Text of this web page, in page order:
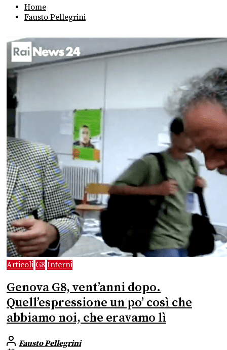
Home
Fausto Pellegrini
Articoli G8 Interni
Genova G8, vent’anni dopo.
Quell’espressione un po’ così che
abbiamo noi, che eravamo lì
Fausto Pellegrini